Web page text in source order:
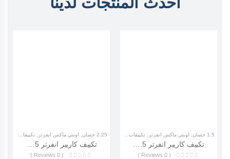
1.5 حصان , أوبتي ماكس انفرتر , تكييفات كاريير
تكييف كاريير انفرتر 1.5 بارد ساخن أوبتي ماكس (carrier Optimax Inverter) 53QHC12DN_708
( 0 Reviews )
2.25 حصان , أوبتي ماكس انفرتر , تكييفات كاريير
تكييف كاريير انفرتر 2.25 بارد أوبتي ماكس (Carrir Optimax Inverter)53KHCT18DN-708F
( 0 Reviews )